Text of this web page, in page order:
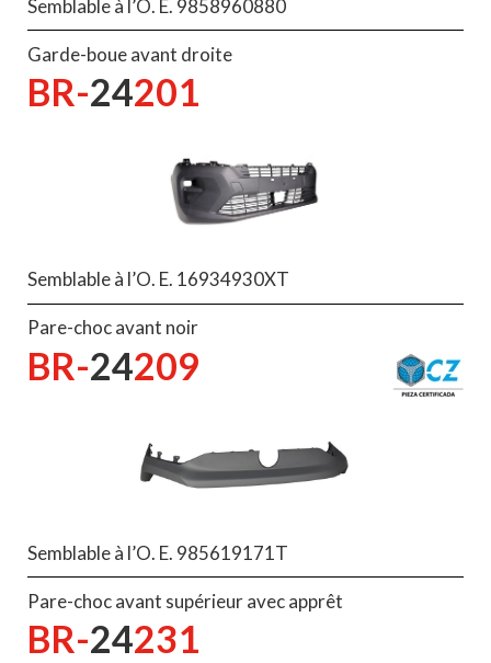
Semblable à l’O. E. 9858960880
Garde-boue avant droite
BR-24201
Semblable à l’O. E. 16934930XT
Pare-choc avant noir
BR-24209
Semblable à l’O. E. 985619171T
Pare-choc avant supérieur avec apprêt
BR-24231